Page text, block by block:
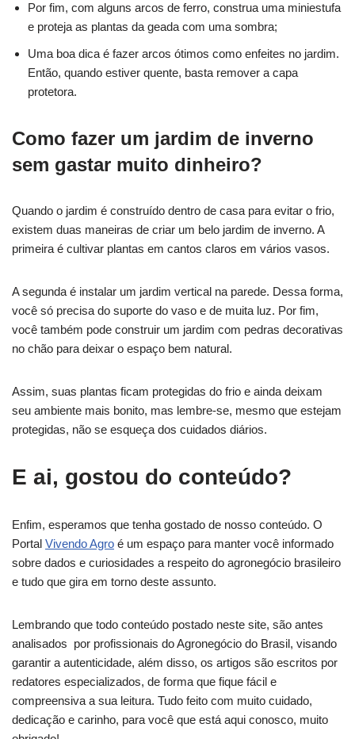
Por fim, com alguns arcos de ferro, construa uma miniestufa
e proteja as plantas da geada com uma sombra;
Uma boa dica é fazer arcos ótimos como enfeites no jardim.
Então, quando estiver quente, basta remover a capa
protetora.
Como fazer um jardim de inverno
sem gastar muito dinheiro?
Quando o jardim é construído dentro de casa para evitar o frio,
existem duas maneiras de criar um belo jardim de inverno. A
primeira é cultivar plantas em cantos claros em vários vasos.
A segunda é instalar um jardim vertical na parede. Dessa forma,
você só precisa do suporte do vaso e de muita luz. Por fim,
você também pode construir um jardim com pedras decorativas
no chão para deixar o espaço bem natural.
Assim, suas plantas ficam protegidas do frio e ainda deixam
seu ambiente mais bonito, mas lembre-se, mesmo que estejam
protegidas, não se esqueça dos cuidados diários.
E ai, gostou do conteúdo?
Enfim, esperamos que tenha gostado de nosso conteúdo. O
Portal Vivendo Agro é um espaço para manter você informado
sobre dados e curiosidades a respeito do agronegócio brasileiro
e tudo que gira em torno deste assunto.
Lembrando que todo conteúdo postado neste site, são antes
analisados por profissionais do Agronegócio do Brasil, visando
garantir a autenticidade, além disso, os artigos são escritos por
redatores especializados, de forma que fique fácil e
compreensiva a sua leitura. Tudo feito com muito cuidado,
dedicação e carinho, para você que está aqui conosco, muito